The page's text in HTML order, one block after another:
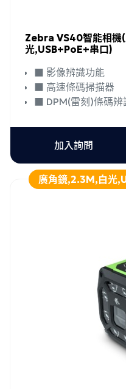
Zebra VS40智能相機
光,USB+PoE+串口)
■ 影像辨識功能
■ 高速條碼掃描器
■ DPM(雷刻)條碼辨
加入詢問
廣角鏡,2.3M,白光